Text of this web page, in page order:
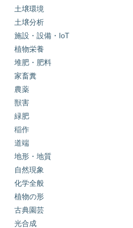
土壌環境
土壌分析
施設・設備・IoT
植物栄養
堆肥・肥料
家畜糞
農薬
獣害
緑肥
稲作
道端
地形・地質
自然現象
化学全般
植物の形
古典園芸
光合成